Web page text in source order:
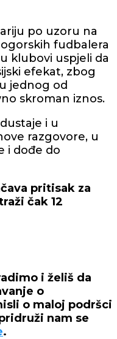
po uzoru na
fudbalera
klubovi uspjeli da
efekat, zbog
jednog od
skroman iznos.
i u
razgovore, u
i dođe do
pritisak za
čak 12
i želiš da
o
o maloj podršci
nam se
.